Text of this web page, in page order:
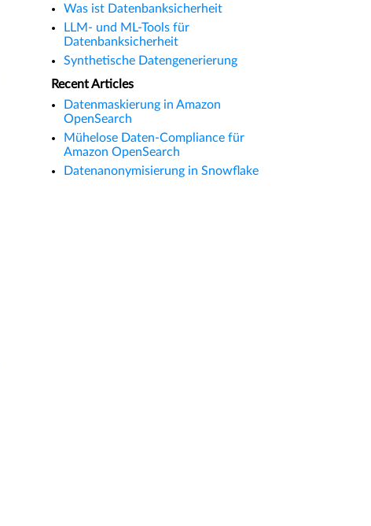
Was ist Datenbanksicherheit
LLM- und ML-Tools für
Datenbanksicherheit
Synthetische Datengenerierung
Recent Articles
Datenmaskierung in Amazon
OpenSearch
Mühelose Daten-Compliance für
Amazon OpenSearch
Datenanonymisierung in Snowflake